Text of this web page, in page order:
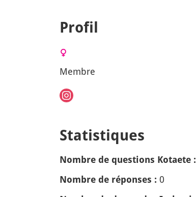
Profil
Membre
Statistiques
Nombre de questions Kotaete :
Nombre de réponses : 0